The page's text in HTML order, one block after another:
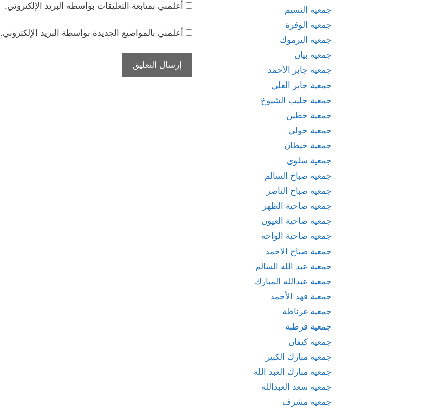
أعلمني بمتابعة التعليقات بواسطة البريد الإلكتروني.
أعلمني بالمواضيع الجديدة بواسطة البريد الإلكتروني.
جمعية النسيم
جمعية الوفرة
جمعية اليرموك
جمعية بيان
جمعية جابر الأحمد
جمعية جابر العلي
جمعية جليب الشيوخ
جمعية حطين
جمعية حولي
جمعية خيطان
جمعية سلوى
جمعية صباح السالم
جمعية صباح الناصر
جمعية ضاحية الظهر
جمعية ضاحية العيون
جمعية ضاحية الواحة
جمعية صباح الاحمد
جمعية عبد الله السالم
جمعية عبدالله المبارك
جمعية فهد الأحمد
جمعية غرناطة
جمعية قرطبة
جمعية كيفان
جمعية مبارك الكبير
جمعية مبارك العبد الله
جمعية سعد العبدالله
جمعية مشرف